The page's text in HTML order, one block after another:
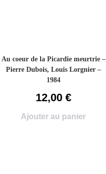
Au coeur de la Picardie meurtrie –
Pierre Dubois, Louis Lorgnier –
1984
12,00 €
Ajouter au panier